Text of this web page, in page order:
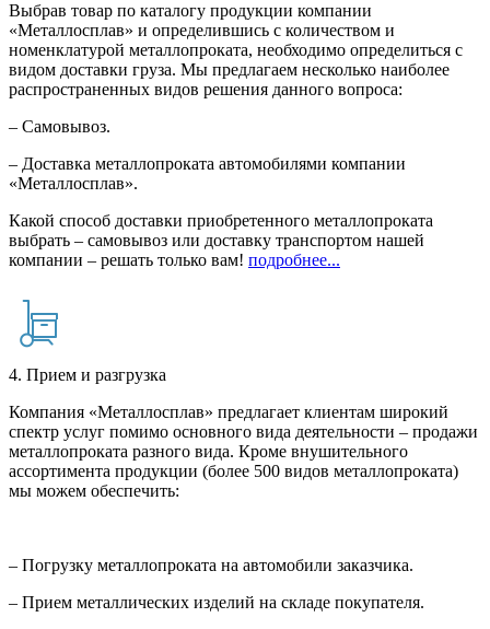
Выбрав товар по каталогу продукции компании
«Металлосплав» и определившись с количеством и
номенклатурой металлопроката, необходимо определиться с
видом доставки груза. Мы предлагаем несколько наиболее
распространенных видов решения данного вопроса:
– Самовывоз.
– Доставка металлопроката автомобилями компании
«Металлосплав».
Какой способ доставки приобретенного металлопроката
выбрать – самовывоз или доставку транспортом нашей
компании – решать только вам! подробнее...
4. Прием и разгрузка
Компания «Металлосплав» предлагает клиентам широкий
спектр услуг помимо основного вида деятельности – продажи
металлопроката разного вида. Кроме внушительного
ассортимента продукции (более 500 видов металлопроката)
мы можем обеспечить:
– Погрузку металлопроката на автомобили заказчика.
– Прием металлических изделий на складе покупателя.